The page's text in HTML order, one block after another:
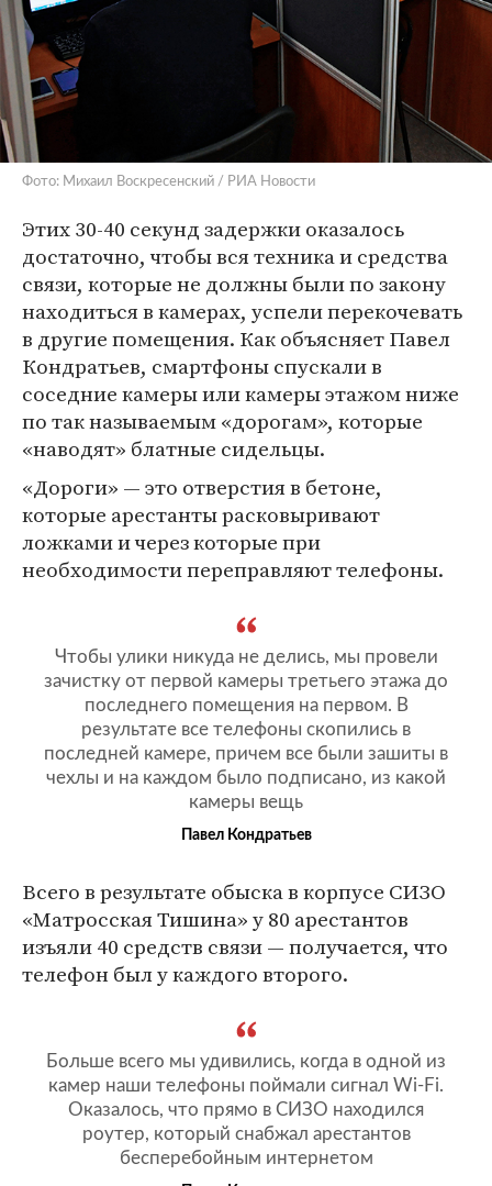
Фото: Михаил Воскресенский / РИА Новости
Этих 30-40 секунд задержки оказалось
достаточно, чтобы вся техника и средства
связи, которые не должны были по закону
находиться в камерах, успели перекочевать
в другие помещения. Как объясняет Павел
Кондратьев, смартфоны спускали в
соседние камеры или камеры этажом ниже
по так называемым «дорогам», которые
«наводят» блатные сидельцы.
«Дороги» — это отверстия в бетоне,
которые арестанты расковыривают
ложками и через которые при
необходимости переправляют телефоны.
Чтобы улики никуда не делись, мы провели
зачистку от первой камеры третьего этажа до
последнего помещения на первом. В
результате все телефоны скопились в
последней камере, причем все были зашиты в
чехлы и на каждом было подписано, из какой
камеры вещь
Павел Кондратьев
Всего в результате обыска в корпусе СИЗО
«Матросская Тишина» у 80 арестантов
изъяли 40 средств связи — получается, что
телефон был у каждого второго.
Больше всего мы удивились, когда в одной из
камер наши телефоны поймали сигнал Wi-Fi.
Оказалось, что прямо в СИЗО находился
роутер, который снабжал арестантов
бесперебойным интернетом